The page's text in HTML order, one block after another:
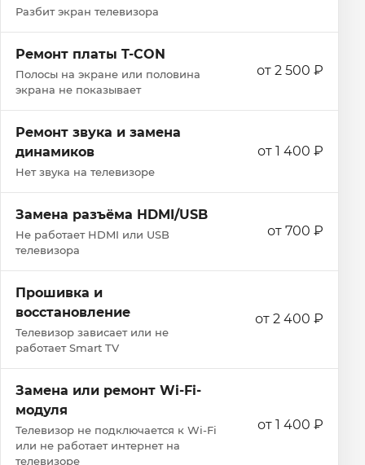
Разбит экран телевизора
Ремонт платы T-CON
Полосы на экране или половина
экрана не показывает
от 2 500 ₽
Ремонт звука и замена
динамиков
Нет звука на телевизоре
от 1 400 ₽
Замена разъёма HDMI/USB
Не работает HDMI или USB
телевизора
от 700 ₽
Прошивка и
восстановление
Телевизор зависает или не
работает Smart TV
от 2 400 ₽
Замена или ремонт Wi‑Fi-
модуля
Телевизор не подключается к Wi‑Fi
или не работает интернет на
телевизоре
от 1 400 ₽